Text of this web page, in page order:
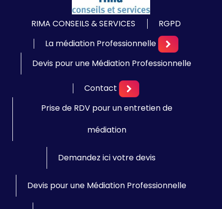
RIMA CONSEILS & SERVICES
RGPD
La médiation Professionnelle
Devis pour une Médiation Professionnelle
Contact
Prise de RDV pour un entretien de
médiation
Demandez ici votre devis
Devis pour une Médiation Professionnelle